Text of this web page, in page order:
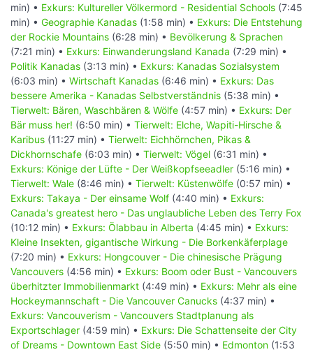
min) • Exkurs: Kultureller Völkermord - Residential Schools (7:45
min) • Geographie Kanadas (1:58 min) • Exkurs: Die Entstehung
der Rockie Mountains (6:28 min) • Bevölkerung & Sprachen
(7:21 min) • Exkurs: Einwanderungsland Kanada (7:29 min) •
Politik Kanadas (3:13 min) • Exkurs: Kanadas Sozialsystem
(6:03 min) • Wirtschaft Kanadas (6:46 min) • Exkurs: Das
bessere Amerika - Kanadas Selbstverständnis (5:38 min) •
Tierwelt: Bären, Waschbären & Wölfe (4:57 min) • Exkurs: Der
Bär muss her! (6:50 min) • Tierwelt: Elche, Wapiti-Hirsche &
Karibus (11:27 min) • Tierwelt: Eichhörnchen, Pikas &
Dickhornschafe (6:03 min) • Tierwelt: Vögel (6:31 min) •
Exkurs: Könige der Lüfte - Der Weißkopfseeadler (5:16 min) •
Tierwelt: Wale (8:46 min) • Tierwelt: Küstenwölfe (0:57 min) •
Exkurs: Takaya - Der einsame Wolf (4:40 min) • Exkurs:
Canada's greatest hero - Das unglaubliche Leben des Terry Fox
(10:12 min) • Exkurs: Ölabbau in Alberta (4:45 min) • Exkurs:
Kleine Insekten, gigantische Wirkung - Die Borkenkäferplage
(7:20 min) • Exkurs: Hongcouver - Die chinesische Prägung
Vancouvers (4:56 min) • Exkurs: Boom oder Bust - Vancouvers
überhitzter Immobilienmarkt (4:49 min) • Exkurs: Mehr als eine
Hockeymannschaft - Die Vancouver Canucks (4:37 min) •
Exkurs: Vancouverism - Vancouvers Stadtplanung als
Exportschlager (4:59 min) • Exkurs: Die Schattenseite der City
of Dreams - Downtown East Side (5:50 min) • Edmonton (1:53